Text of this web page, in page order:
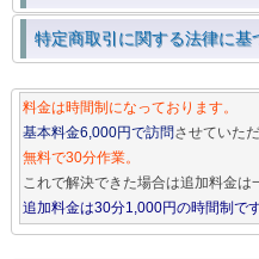
特定商取引に関する法律に基
料金は時間制になっております。
基本料金6,000円で訪問させていただ
無料で30分作業。
これで解決できた場合は追加料金は
追加料金は30分1,000円の時間制です